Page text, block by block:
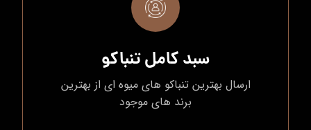
سبد کامل تنباکو
ارسال بهترین تنباکو های میوه ای از بهترین
برند های موجود